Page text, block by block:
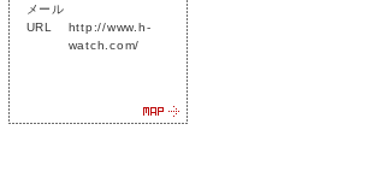
メール
URL
http://www.h-
watch.com/